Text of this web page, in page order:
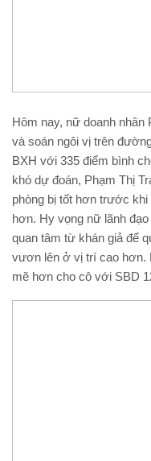
Hôm nay, nữ doanh nhân
và soán ngôi vị trên
BXH với 335 điểm bình
khó dự đoán, Phạm Thị
phòng bị tốt hơn trước
hơn. Hy vọng nữ lãnh
quan tâm từ khán giả để
vươn lên ở vị trí cao hơn.
mẽ hơn cho cô với SBD